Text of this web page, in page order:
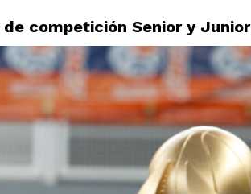
competición Senior y Junior